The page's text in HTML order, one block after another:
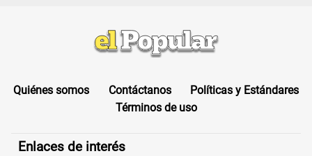
Quiénes somos Contáctanos
Políticas y Estándares
Términos de uso
Enlaces de interés